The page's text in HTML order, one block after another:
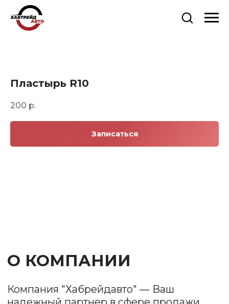
Пластырь R10
200 р.
Записаться
производителей, включая летние,